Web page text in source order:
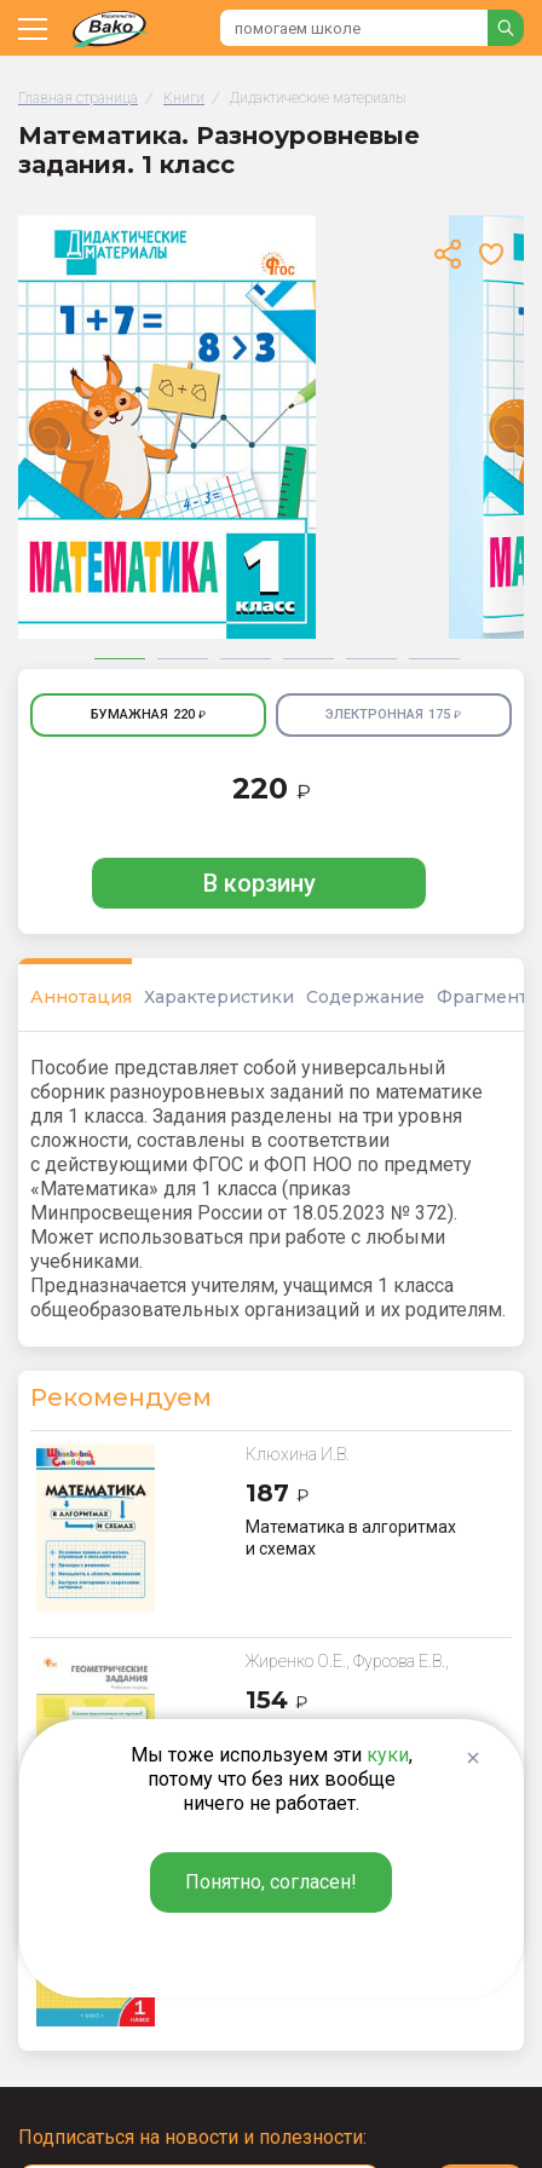
Главная страница / Книги / Дидактические материалы
Математика. Разноуровневые
задания. 1 класс
БУМАЖНАЯ 220 ₽ ЭЛЕКТРОННАЯ 175₽
220 ₽
В корзину
Аннотация Характеристики Содержание Фрагмент
Пособие представляет собой универсальный
сборник разноуровневых заданий по математике
для 1 класса. Задания разделены на три уровня
сложности, составлены в соответствии
с действующими ФГОС и ФОП НОО по предмету
«Математика» для 1 класса (приказ
Минпросвещения России от 18.05.2023 № 372).
Может использоваться при работе с любыми
учебниками.
Предназначается учителям, учащимся 1 класса
общеобразовательных организаций и их родителям.
Рекомендуем
Клюхина И.В.
187 ₽
Математика в алгоритмах
и схемах
Жиренко О.Е., Фурсова Е.В.,
154 ₽
класс: рабочая тетрадь
220₽
Подписаться на новости и полезности:
Мы тоже используем эти куки,
потому что без них вообще
ничего не работает.
Понятно, согласен!